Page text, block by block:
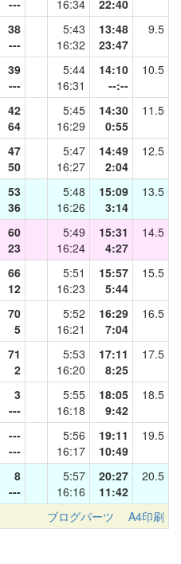
--- 16:34
22:40
38
---
5:43
16:32
13:48
23:47
9.5
39
---
5:44
16:31
14:10
--:--
10.5
42
64
5:45
16:29
14:30
0:55
11.5
47
50
5:47
16:27
14:49
2:04
12.5
53
36
5:48
16:26
15:09
3:14
13.5
60
23
5:49
16:24
15:31
4:27
14.5
66
12
5:51
16:23
15:57
5:44
15.5
70
5
5:52
16:21
16:29
7:04
16.5
71
2
5:53
16:20
17:11
8:25
17.5
3
---
5:55
16:18
18:05
9:42
18.5
---
---
5:56
16:17
19:11
10:49
19.5
8
---
5:57
16:16
20:27
11:42
20.5
ブログパーツ A4印刷